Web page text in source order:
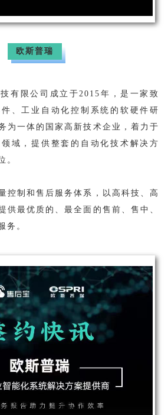
欧斯普瑞
有限公司成立于2015年，是一家致
、工业自动化控制系统的软硬件研
为一体的国家高新技术企业，着力于
域，提供整套的自动化技术解决方
。
控制和售后服务体系，以高科技、高
供最优质的、最全面的售前、售中、
务。